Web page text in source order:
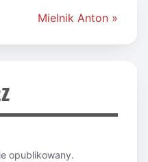
Mielnik Anton »
opublikowany.